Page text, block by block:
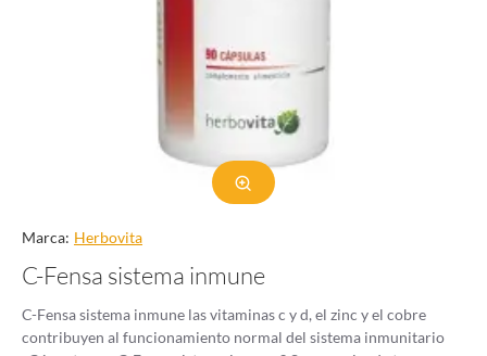
Marca: Herbovita
C-Fensa sistema inmune
C-Fensa sistema inmune las vitaminas c y d, el zinc y el cobre
contribuyen al funcionamiento normal del sistema inmunitario